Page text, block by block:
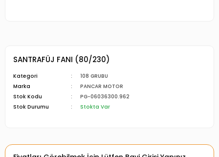
SANTRAFÜJ FANI (80/230)
Kategori
108 GRUBU
Marka
PANCAR MOTOR
Stok Kodu
PG-06036300.962
Stok Durumu
Stokta Var